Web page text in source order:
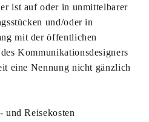
ist auf oder in unmittelbarer
und/oder in
mit der öffentlichen
Kommunikationsdesigners
eine Nennung nicht gänzlich
und Reisekosten